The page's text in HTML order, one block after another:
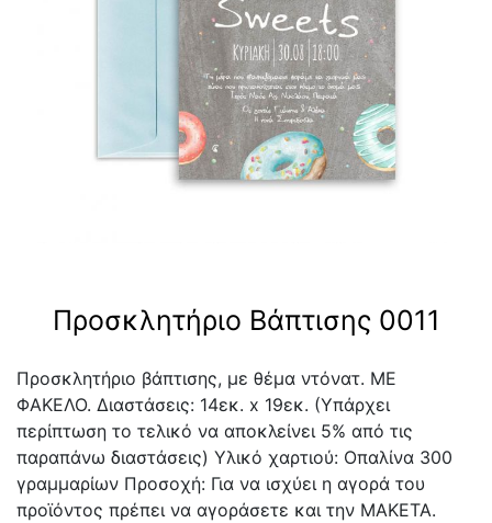
Προσκλητήριο Βάπτισης 0011
Προσκλητήριο βάπτισης, με θέμα ντόνατ. ΜΕ
ΦΑΚΕΛΟ. Διαστάσεις: 14εκ. x 19εκ. (Υπάρχει
περίπτωση το τελικό να αποκλείνει 5% από τις
παραπάνω διαστάσεις) Υλικό χαρτιού: Οπαλίνα 300
γραμμαρίων Προσοχή: Για να ισχύει η αγορά του
προϊόντος πρέπει να αγοράσετε και την ΜΑΚΕΤΑ.